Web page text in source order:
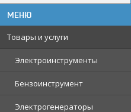
Товары и услуги
Электроинструменты
Бензоинструмент
Электрогенераторы